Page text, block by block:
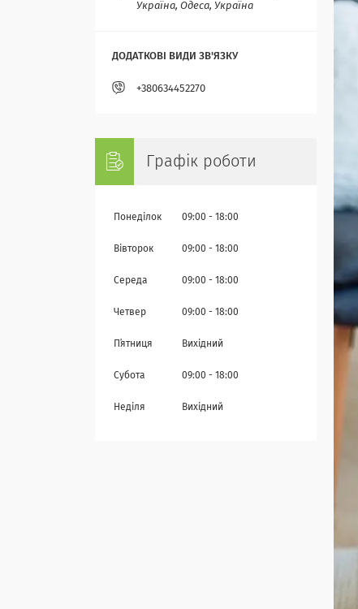
Україна, Одеса, Україна
+380634452270
Графік роботи
Понеділок 09:00 18:00
Вівторок 09:00 18:00
Середа 09:00 18:00
Четвер 09:00 18:00
Пʼятниця Вихідний
Субота 09:00 18:00
Неділя Вихідний